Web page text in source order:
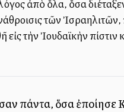
ἀπὸ ὅλα, ὅσα
τῶν Ἰσραηλιτῶν,
τὴν Ἰουδαϊκὴν
πάντα, ὅσα ἐποίησε